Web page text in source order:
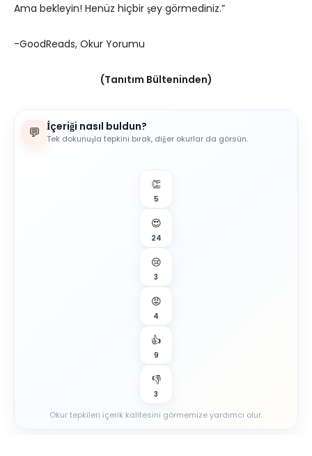
Ama bekleyin! Henüz hiçbir şey görmediniz.”
-GoodReads, Okur Yorumu
(Tanıtım Bülteninden)
💬 İçeriği nasıl buldun?
Tek dokunuşla tepkini bırak, diğer okurlar da görsün.
👏
5
😍
24
😢
3
😡
4
👍
9
👎
3
Okur tepkileri içerik kalitesini görmemize yardımcı olur.